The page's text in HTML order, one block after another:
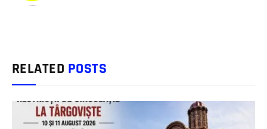
RELATED POSTS